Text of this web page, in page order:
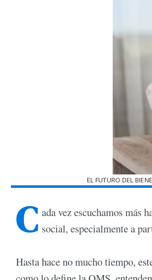
EL FUTURO DEL
C ada vez escuchamos más
social, especialmente a
Hasta hace no mucho tiempo,